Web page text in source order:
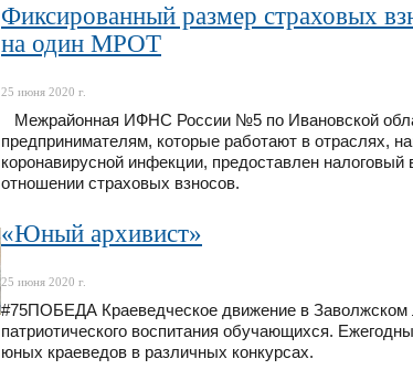
Фиксированный размер страховых
на один МРОТ
25 июня 2020 г.
Межрайонная ИФНС России №5 по Ивановской
предпринимателям, которые работают в отраслях,
коронавирусной инфекции, предоставлен
отношении страховых взносов.
«Юный архивист»
25 июня 2020 г.
#75ПОБЕДА Краеведческое движение в Заволжском
патриотического воспитания обучающихся.
юных краеведов в различных конкурсах.